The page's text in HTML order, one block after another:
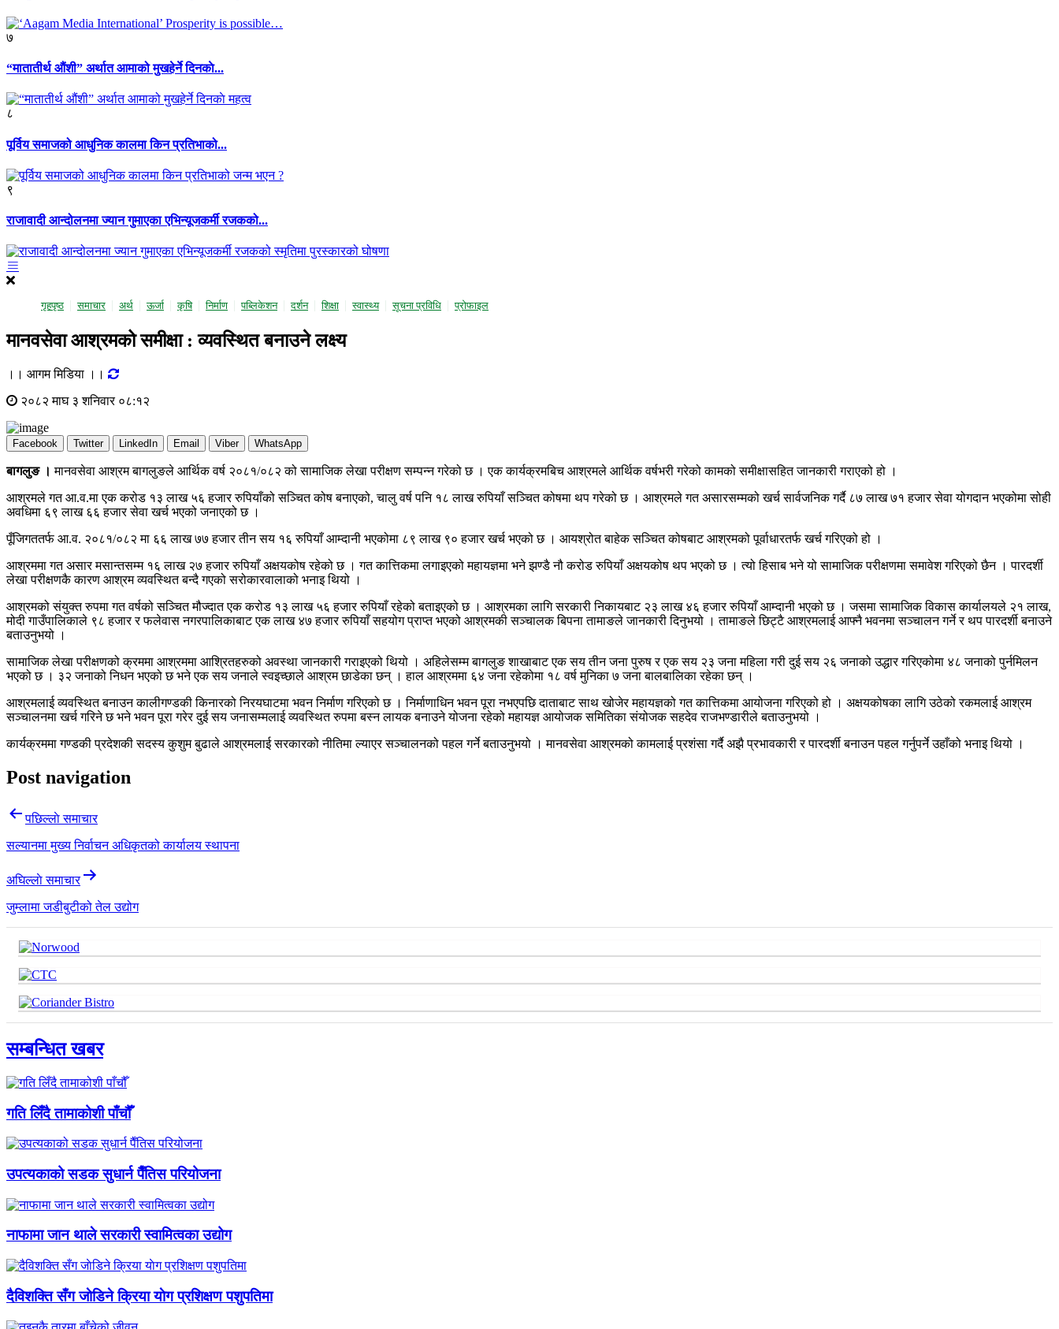
७
“मातातीर्थ औंशी” अर्थात आमाको मुखहेर्ने दिनकाे...
८
पूर्विय समाजको आधुनिक कालमा किन प्रतिभाको...
९
राजावादी आन्दोलनमा ज्यान गुमाएका एभिन्यूजकर्मी रजकको...
गृहपृष्ठ समाचार अर्थ ऊर्जा कृषि निर्माण पब्लिकेशन दर्शन शिक्षा स्वास्थ्य सूचना प्रविधि प्राेफाइल
मानवसेवा आश्रमको समीक्षा : व्यवस्थित बनाउने लक्ष्य
।। आगम मिडिया ।।
२०८२ माघ ३ शनिवार ०८:१२
Facebook Twitter LinkedIn Email Viber WhatsApp
बागलुङ ।मानवसेवा आश्रम बागलुङले आर्थिक वर्ष २०८१/०८२ को सामाजिक लेखा परीक्षण सम्पन्न गरेको छ । एक कार्यक्रमबिच आश्रमले आर्थिक वर्षभरी गरेको कामको समीक्षासहित जानकारी गराएको हो ।
आश्रमले गत आ.व.मा एक करोड १३ लाख ५६ हजार रुपियाँको सञ्चित कोष बनाएको, चालु वर्ष पनि १८ लाख रुपियाँ सञ्चित कोषमा थप गरेको छ । आश्रमले गत असारसम्मको खर्च सार्वजनिक गर्दै ८७ लाख ७१ हजार सेवा योगदान भएकोमा सोही
अवधिमा ६९ लाख ६६ हजार सेवा खर्च भएको जनाएको छ ।
पूँजिगततर्फ आ.व. २०८१/०८२ मा ६६ लाख ७७ हजार तीन सय १६ रुपियाँ आम्दानी भएकोमा ८९ लाख ९० हजार खर्च भएको छ । आयश्रोत बाहेक सञ्चित कोषबाट आश्रमको पूर्वाधारतर्फ खर्च गरिएको हो ।
आश्रममा गत असार मसान्तसम्म १६ लाख २७ हजार रुपियाँ अक्षयकोष रहेको छ । गत कात्तिकमा लगाइएको महायज्ञमा भने झण्डै नौ करोड रुपियाँ अक्षयकोष थप भएको छ । त्यो हिसाब भने यो सामाजिक परीक्षणमा समावेश गरिएको छैन । पारदर्शी
लेखा परीक्षणकै कारण आश्रम व्यवस्थित बन्दै गएको सरोकारवालाको भनाइ थियो ।
आश्रमको संयुक्त रुपमा गत वर्षको सञ्चित मौज्दात एक करोड १३ लाख ५६ हजार रुपियाँ रहेको बताइएको छ । आश्रमका लागि सरकारी निकायबाट २३ लाख ४६ हजार रुपियाँ आम्दानी भएको छ । जसमा सामाजिक विकास कार्यालयले २१ लाख,
मोदी गाउँपालिकाले ९८ हजार र फलेवास नगरपालिकाबाट एक लाख ४७ हजार रुपियाँ सहयोग प्राप्त भएको आश्रमकी सञ्चालक बिपना तामाङले जानकारी दिनुभयो । तामाङले छिट्टै आश्रमलाई आफ्नै भवनमा सञ्चालन गर्ने र थप पारदर्शी बनाउने
बताउनुभयो ।
सामाजिक लेखा परीक्षणको क्रममा आश्रममा आश्रितहरुको अवस्था जानकारी गराइएको थियो । अहिलेसम्म बागलुङ शाखाबाट एक सय तीन जना पुरुष र एक सय २३ जना महिला गरी दुई सय २६ जनाको उद्धार गरिएकोमा ४८ जनाको पुर्नमिलन
भएको छ । ३२ जनाको निधन भएको छ भने एक सय जनाले स्वइच्छाले आश्रम छाडेका छन् । हाल आश्रममा ६४ जना रहेकोमा १८ वर्ष मुनिका ७ जना बालबालिका रहेका छन् ।
आश्रमलाई व्यवस्थित बनाउन कालीगण्डकी किनारको निरयघाटमा भवन निर्माण गरिएको छ । निर्माणाधिन भवन पूरा नभएपछि दाताबाट साथ खोजेर महायज्ञको गत कात्तिकमा आयोजना गरिएको हो । अक्षयकोषका लागि उठेको रकमलाई आश्रम
सञ्चालनमा खर्च गरिने छ भने भवन पूरा गरेर दुई सय जनासम्मलाई व्यवस्थित रुपमा बस्न लायक बनाउने योजना रहेको महायज्ञ आयोजक समितिका संयोजक सहदेव राजभण्डारीले बताउनुभयो ।
कार्यक्रममा गण्डकी प्रदेशकी सदस्य कुशुम बुढाले आश्रमलाई सरकारको नीतिमा ल्याएर सञ्चालनको पहल गर्ने बताउनुभयो । मानवसेवा आश्रमको कामलाई प्रशंसा गर्दै अझै प्रभावकारी र पारदर्शी बनाउन पहल गर्नुपर्ने उहाँको भनाइ थियो ।
Post navigation
पछिल्लाे समाचार
सल्यानमा मुख्य निर्वाचन अधिकृतको कार्यालय स्थापना
अघिल्लाे समाचार
जुम्लामा जडीबुटीको तेल उद्योग
सम्बन्धित खबर
गति लिँदै तामाकोशी पाँचौँ
उपत्यकाको सडक सुधार्न पैँतिस परियोजना
नाफामा जान थाले सरकारी स्वामित्वका उद्योग
दैविशक्ति सँग जाेडिने क्रिया याेग प्रशिक्षण पशुपतिमा